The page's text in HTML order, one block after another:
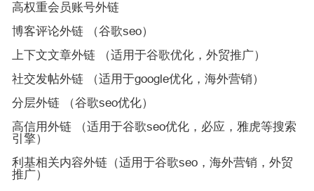
高权重会员账号外链
博客评论外链 （谷歌seo）
上下文文章外链 （适用于谷歌优化，外贸推广）
社交发帖外链 （适用于google优化，海外营销）
分层外链 （谷歌seo优化）
高信用外链 （适用于谷歌seo优化，必应，雅虎等搜索
引擎）
利基相关内容外链（适用于谷歌seo，海外营销，外贸
推广）